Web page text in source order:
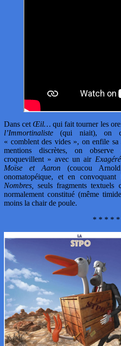
Dans cetŒil… qui fait tourner les
l’Immortinaliste (qui niait), on
« comblent des vides », on enfile sa
mentions discrètes, on
croquevillent » avec un air Exagéré,
Moïse et Aaron(coucou
onomatopéique, et en convoquant
Nombres,
seuls fragments textuels
normalement constitué (même
moins la chair de poule.
* * * * *